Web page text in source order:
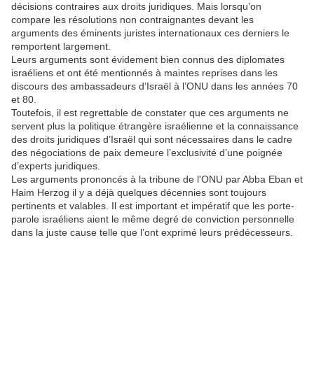
décisions contraires aux droits juridiques. Mais lorsqu’on
compare les résolutions non contraignantes devant les
arguments des éminents juristes internationaux ces derniers le
remportent largement.
Leurs arguments sont évidement bien connus des diplomates
israéliens et ont été mentionnés à maintes reprises dans les
discours des ambassadeurs d’Israël à l’ONU dans les années 70
et 80.
Toutefois, il est regrettable de constater que ces arguments ne
servent plus la politique étrangère israélienne et la connaissance
des droits juridiques d’Israël qui sont nécessaires dans le cadre
des négociations de paix demeure l’exclusivité d’une poignée
d’experts juridiques.
Les arguments prononcés à la tribune de l'ONU par Abba Eban et
Haim Herzog il y a déjà quelques décennies sont toujours
pertinents et valables. Il est important et impératif que les porte-
parole israéliens aient le même degré de conviction personnelle
dans la juste cause telle que l’ont exprimé leurs prédécesseurs.